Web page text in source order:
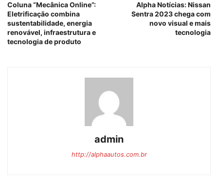
Coluna “Mecânica Online”:
Eletrificação combina
sustentabilidade, energia
renovável, infraestrutura e
tecnologia de produto
Alpha Notícias: Nissan
Sentra 2023 chega com
novo visual e mais
tecnologia
admin
http://alphaautos.com.br